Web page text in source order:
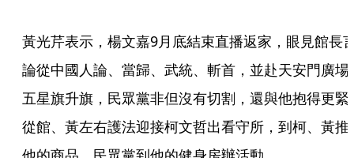
黃光芹表示，楊文嘉9月底結束直播返家，眼見館長
論從中國人論、當歸、武統、斬首，並赴天安門廣場
五星旗升旗，民眾黨非但沒有切割，還與他抱得更緊
從館、黃左右護法迎接柯文哲出看守所，到柯、黃推